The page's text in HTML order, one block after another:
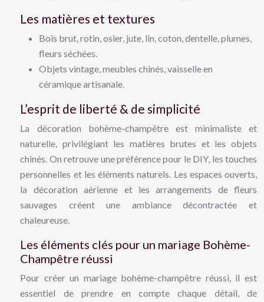
Les matières et textures
Bois brut, rotin, osier, jute, lin, coton, dentelle, plumes,
fleurs séchées.
Objets vintage, meubles chinés, vaisselle en
céramique artisanale.
L’esprit de liberté & de simplicité
La décoration bohème-champêtre est minimaliste et
naturelle, privilégiant les matières brutes et les objets
chinés. On retrouve une préférence pour le DIY, les touches
personnelles et les éléments naturels. Les espaces ouverts,
la décoration aérienne et les arrangements de fleurs
sauvages créent une ambiance décontractée et
chaleureuse.
Les éléments clés pour un mariage Bohème-
Champêtre réussi
Pour créer un mariage bohème-champêtre réussi, il est
essentiel de prendre en compte chaque détail, de